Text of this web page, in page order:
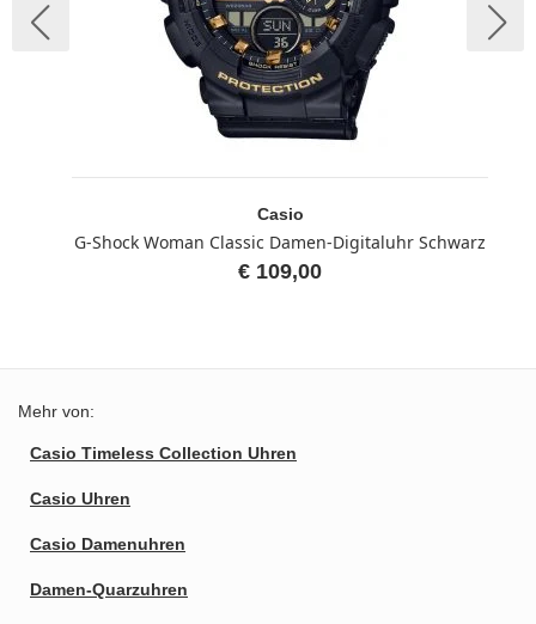
Casio
G-Shock Woman Classic Damen-Digitaluhr Schwarz
€ 109,00
Mehr von:
Casio Timeless Collection Uhren
Casio Uhren
Casio Damenuhren
Damen-Quarzuhren